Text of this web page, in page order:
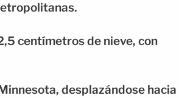
centímetros de nieve, con
desplazándose hacia